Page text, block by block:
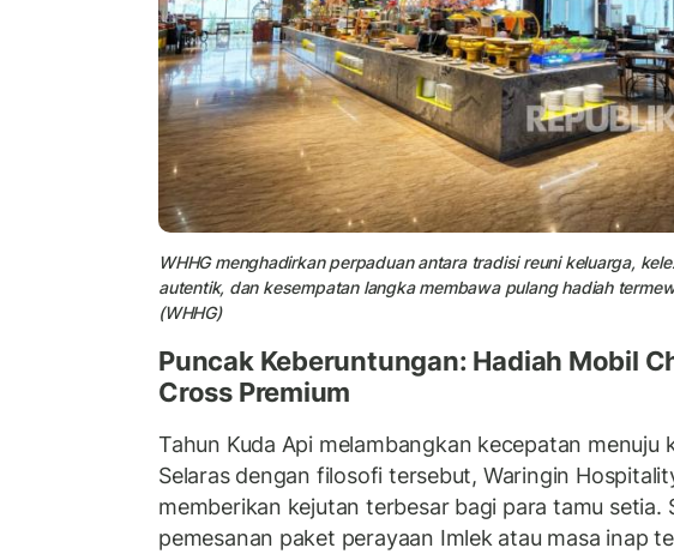
WHHG menghadirkan perpaduan antara tradisi reuni keluarga,
autentik, dan kesempatan langka membawa pulang hadiah
(WHHG)
Puncak Keberuntungan: Hadiah Mobil
Cross Premium
Tahun Kuda Api melambangkan kecepatan menuju
Selaras dengan filosofi tersebut, Waringin
memberikan kejutan terbesar bagi para tamu setia.
pemesanan paket perayaan Imlek atau masa inap